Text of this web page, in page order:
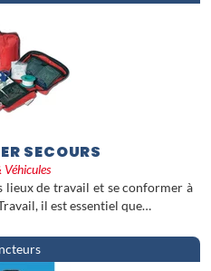
SECOURS
Véhicules
de travail et se conformer à
il est essentiel que…